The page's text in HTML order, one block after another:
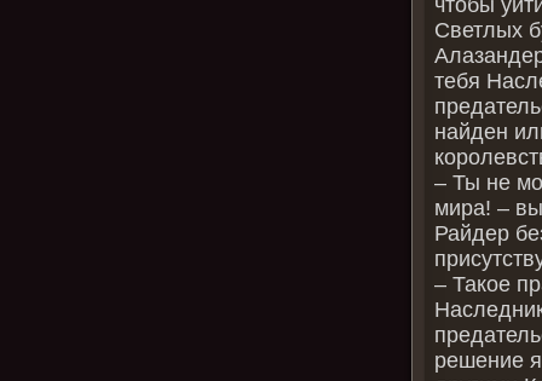
Светлых
тебя
найден
– Ты не
мира! –
Райдер
– Такое
решение